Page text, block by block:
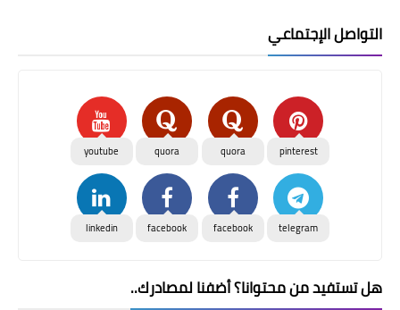
التواصل الإجتماعي
pinterest
quora
quora
youtube
telegram
facebook
facebook
linkedin
هل تستفيد من محتوانا؟ أضفنا لمصادرك..